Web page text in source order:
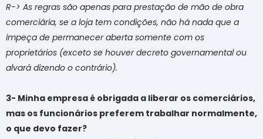
R-> As regras são apenas para prestação de mão de obra
comerciária, se a loja tem condições, não há nada que a
impeça de permanecer aberta somente com os
proprietários (exceto se houver decreto governamental ou
alvará dizendo o contrário).
3- Minha empresa é obrigada a liberar os comerciários,
mas os funcionários preferem trabalhar normalmente,
o que devo fazer?